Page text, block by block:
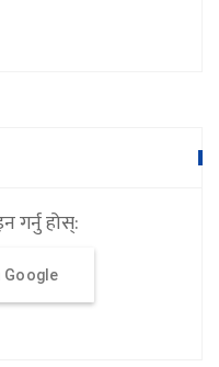
गर्नु होस्:
Google